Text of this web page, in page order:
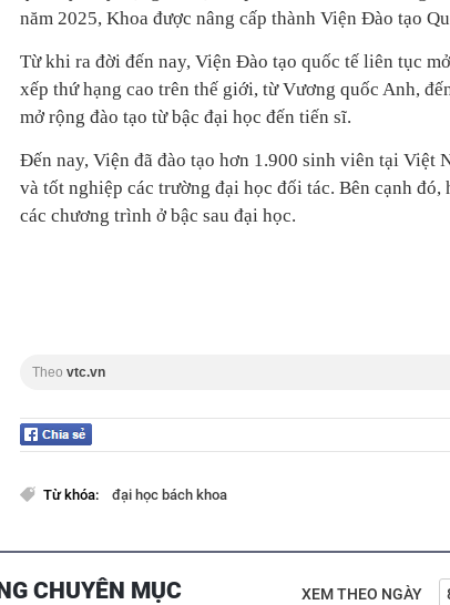
năm 2025, Khoa được nâng cấp thành Viện Đào tạo
Từ khi ra đời đến nay, Viện Đào tạo quốc tế liên tục
xếp thứ hạng cao trên thế giới, từ Vương quốc Anh,
mở rộng đào tạo từ bậc đại học đến tiến sĩ.
Đến nay, Viện đã đào tạo hơn 1.900 sinh viên tại Việt
và tốt nghiệp các trường đại học đối tác. Bên cạnh
các chương trình ở bậc sau đại học.
Theo vtc.vn
Từ khóa: đại học bách khoa
CHUYÊN MỤC XEM THEO NGÀY